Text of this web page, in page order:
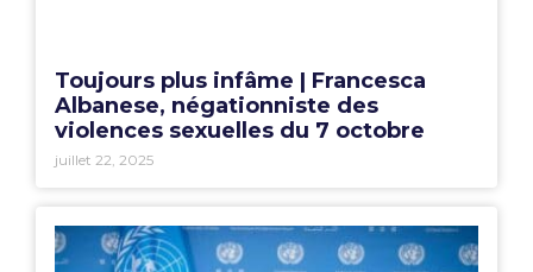
Toujours plus infâme | Francesca
Albanese, négationniste des
violences sexuelles du 7 octobre
juillet 22, 2025